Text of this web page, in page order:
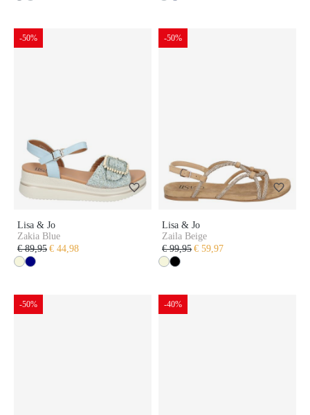
-50%
Lisa & Jo
Zakia Blue
€ 89,95 € 44,98
-50%
Lisa & Jo
Zaila Beige
€ 99,95 € 59,97
-50% -40%